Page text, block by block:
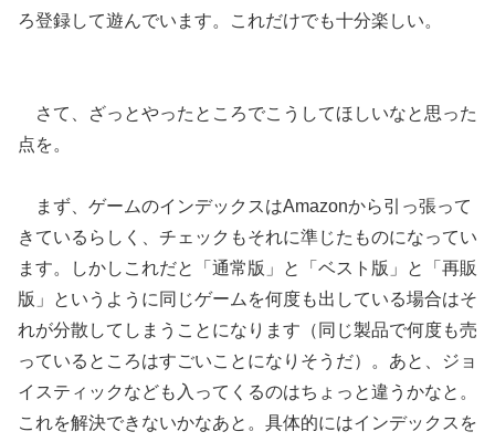
ろ登録して遊んでいます。これだけでも十分楽しい。
さて、ざっとやったところでこうしてほしいなと思った
点を。
まず、ゲームのインデックスはAmazonから引っ張って
きているらしく、チェックもそれに準じたものになってい
ます。しかしこれだと「通常版」と「ベスト版」と「再販
版」というように同じゲームを何度も出している場合はそ
れが分散してしまうことになります（同じ製品で何度も売
っているところはすごいことになりそうだ）。あと、ジョ
イスティックなども入ってくるのはちょっと違うかなと。
これを解決できないかなあと。具体的にはインデックスを